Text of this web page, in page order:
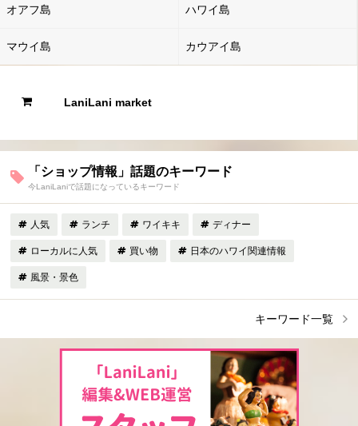
オアフ島 ハワイ島
マウイ島 カウアイ島
LaniLani market
「ショップ情報」話題のキーワード
今LaniLaniで話題になっているキーワード
人気 ランチ ワイキキ ディナー
ローカルに人気 買い物 日本のハワイ関連情報
風景・景色
キーワード一覧